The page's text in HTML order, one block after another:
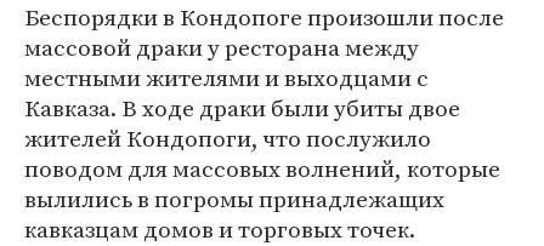
Беспорядки в Кондопоге произошли после
массовой драки у ресторана между
местными жителями и выходцами с
Кавказа. В ходе драки были убиты двое
жителей Кондопоги, что послужило
поводом для массовых волнений, которые
вылились в погромы принадлежащих
кавказцам домов и торговых точек.